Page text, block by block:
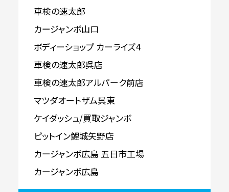
車検の速太郎
カージャンボ山口
ボディーショップ カーライズ4
車検の速太郎呉店
車検の速太郎アルパーク前店
マツダオートザム呉東
ケイダッシュ/買取ジャンボ
ピットイン鯉城矢野店
カージャンボ広島 五日市工場
カージャンボ広島